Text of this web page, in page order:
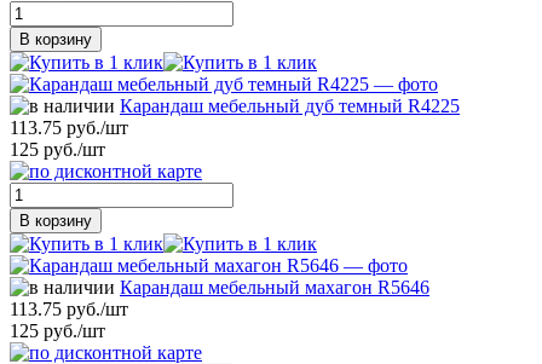
В корзину
Карандаш мебельный дуб темный R4225
113.75 руб./шт
125 руб./шт
В корзину
Карандаш мебельный махагон R5646
113.75 руб./шт
125 руб./шт